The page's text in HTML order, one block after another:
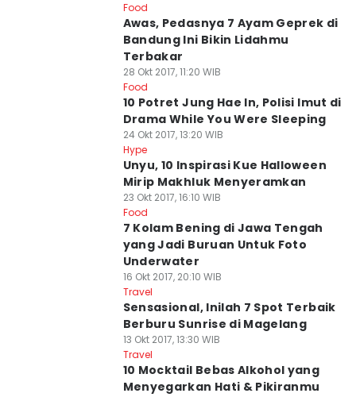
Food
Awas, Pedasnya 7 Ayam Geprek di
Bandung Ini Bikin Lidahmu
Terbakar
28 Okt 2017, 11:20 WIB
Food
10 Potret Jung Hae In, Polisi Imut di
Drama While You Were Sleeping
24 Okt 2017, 13:20 WIB
Hype
Unyu, 10 Inspirasi Kue Halloween
Mirip Makhluk Menyeramkan
23 Okt 2017, 16:10 WIB
Food
7 Kolam Bening di Jawa Tengah
yang Jadi Buruan Untuk Foto
Underwater
16 Okt 2017, 20:10 WIB
Travel
Sensasional, Inilah 7 Spot Terbaik
Berburu Sunrise di Magelang
13 Okt 2017, 13:30 WIB
Travel
10 Mocktail Bebas Alkohol yang
Menyegarkan Hati & Pikiranmu